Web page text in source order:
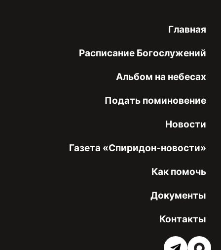
Главная
Расписание Богослужений
Альбом на небесах
Подать поминовение
Новости
Газета «Спиридон-новости»
Как помочь
Документы
Контакты